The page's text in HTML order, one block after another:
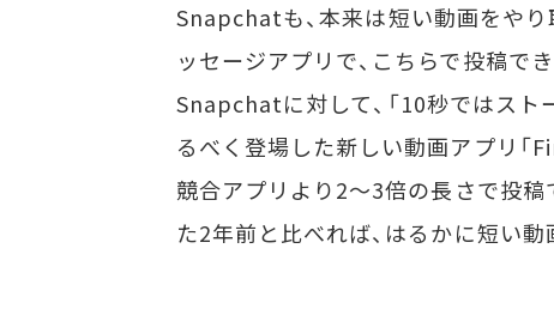
Snapchatも、本来は短い動画をや
ッセージアプリで、こちらで投稿で
Snapchatに対して、「10秒ではス
るべく登場した新しい動画アプリ「
競合アプリより2～3倍の長さで投
た2年前と比べれば、はるかに短い動